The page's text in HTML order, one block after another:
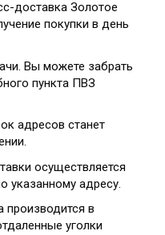
доставка Золотое
покупки в день
Вы можете забрать
пункта ПВЗ
адресов станет
осуществляется
указанному адресу.
производится в
уголки